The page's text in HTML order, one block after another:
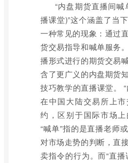
“内盘期货直播间
播课堂)”这个涵盖了当
一种常见的现象：通过
货交易指导和喊单服务
播形式进行的期货交易
含了更广义的内盘期货
技巧教学的直播课堂。
在中国大陆交易所上
约，区别于国际市场上
“喊单”指的是直播老师
对市场走势的判断，直
卖指令的行为。而“直播